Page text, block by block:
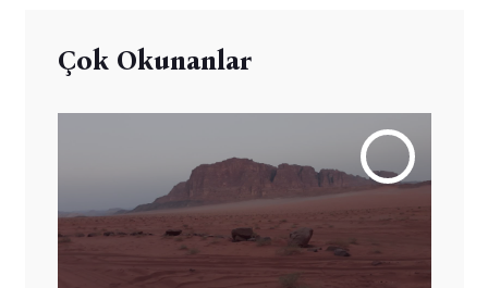
Çok Okunanlar